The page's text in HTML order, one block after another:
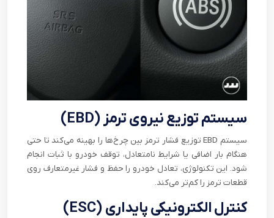
سیستم توزیع نیروی ترمز (EBD)
سیستم EBD توزیع فشار ترمز بین چرخ‌ها را بهینه می‌کند تا حتی
هنگام بار اضافی یا شرایط نامتعادل، توقف خودرو با ثبات انجام
شود. این تکنولوژی، تعادل خودرو را حفظ و فشار غیرمتعارف روی
قطعات ترمز را کم‌تر می‌کند.
کنترل الکترونیکی پایداری (ESC)